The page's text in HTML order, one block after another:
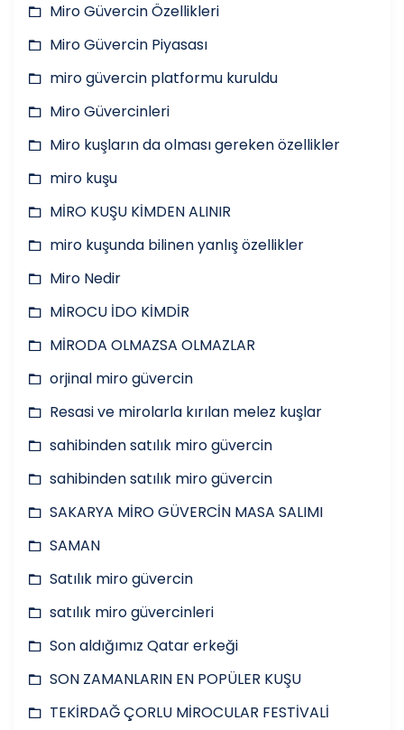
Miro Güvercin Özellikleri
Miro Güvercin Piyasası
miro güvercin platformu kuruldu
Miro Güvercinleri
Miro kuşların da olması gereken özellikler
miro kuşu
MİRO KUŞU KİMDEN ALINIR
miro kuşunda bilinen yanlış özellikler
Miro Nedir
MİROCU İDO KİMDİR
MİRODA OLMAZSA OLMAZLAR
orjinal miro güvercin
Resasi ve mirolarla kırılan melez kuşlar
sahibinden satılık miro güvercin
sahibinden satılık miro güvercin
SAKARYA MİRO GÜVERCİN MASA SALIMI
SAMAN
Satılık miro güvercin
satılık miro güvercinleri
Son aldığımız Qatar erkeği
SON ZAMANLARIN EN POPÜLER KUŞU
TEKİRDAĞ ÇORLU MİROCULAR FESTİVALİ